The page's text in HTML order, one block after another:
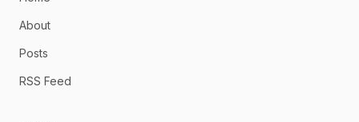
About
Posts
RSS Feed